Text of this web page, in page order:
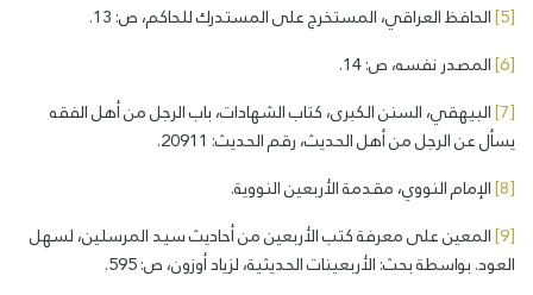
[5]
الحافظ العراقي، المستخرج على المستدرك للحاكم، ص: 13.
[6]
المصدر نفسه، ص: 14.
[7]
البيهقي، السنن الكبرى، كتاب الشهادات، باب الرجل من أهل الفقه
يسأل عن الرجل من أهل الحديث، رقم الحديث: 20911.
[8]
الإمام النووي، مقدمة الأربعين النووية.
[9]
المعين على معرفة كتب الأربعين من أحاديث سيد المرسلين، لسهل
العود. بواسطة بحث: الأربعينات الحديثية، لزياد أوزون، ص: 595.